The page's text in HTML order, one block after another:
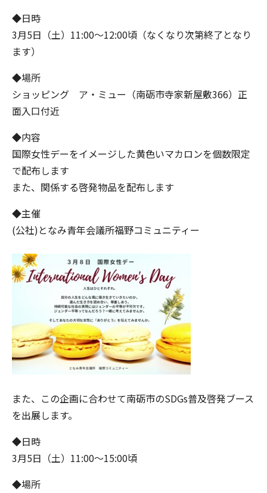
◆日時
3月5日（土）11:00～12:00頃（なくなり次第終了となり
ます）
◆場所
ショッピング ア・ミュー（南砺市寺家新屋敷366）正
面入口付近
◆内容
国際女性デーをイメージした黄色いマカロンを個数限定
で配布します
また、関係する啓発物品を配布します
◆主催
(公社)となみ青年会議所福野コミュニティー
また、この企画に合わせて南砺市のSDGs普及啓発ブース
を出展します。
◆日時
3月5日（土）11:00～15:00頃
◆場所